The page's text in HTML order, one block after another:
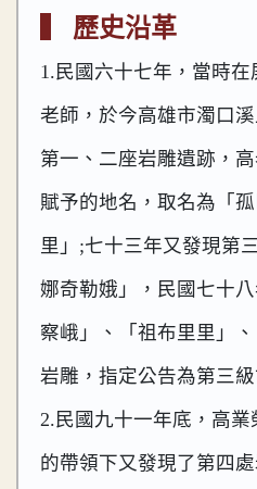
▍ 歷史沿革
1.民國六十七年，當時
老師，於今高雄市濁口
第一、二座岩雕遺跡，
賦予的地名，取名為「
里」;七十三年又發現第
娜奇勒娥」，民國七十
察峨」、「祖布里里」
岩雕，指定公告為第三
2.民國九十一年底，高
的帶領下又發現了第四